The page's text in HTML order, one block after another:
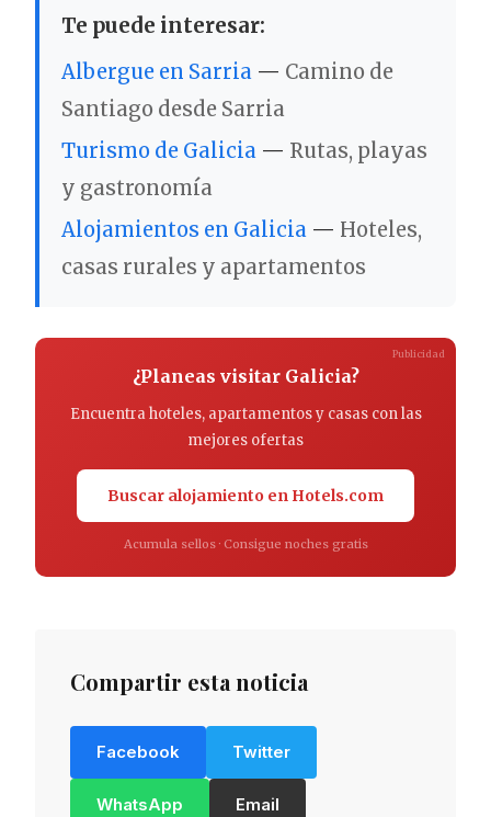
Te puede interesar:
Albergue en Sarria — Camino de
Santiago desde Sarria
Turismo de Galicia — Rutas, playas
y gastronomía
Alojamientos en Galicia — Hoteles,
casas rurales y apartamentos
¿Planeas visitar Galicia?
Encuentra hoteles, apartamentos y casas con las
mejores ofertas
Buscar alojamiento en Hotels.com
Acumula sellos · Consigue noches gratis
Publicidad
Compartir esta noticia
Facebook Twitter
WhatsApp Email